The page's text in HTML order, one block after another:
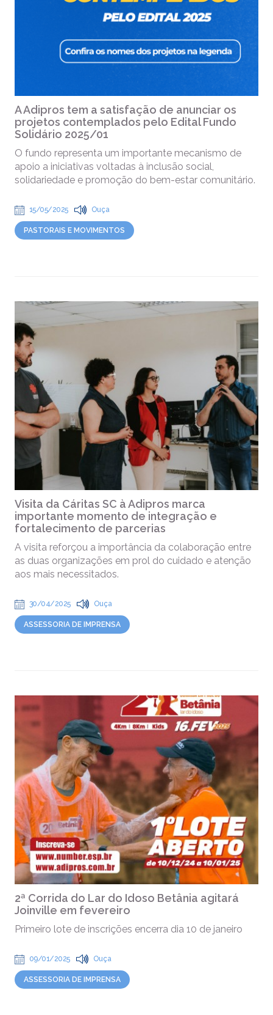
A Adipros tem a satisfação de anunciar os
projetos contemplados pelo Edital Fundo
Solidário 2025/01
O fundo representa um importante mecanismo de
apoio a iniciativas voltadas à inclusão social,
solidariedade e promoção do bem-estar comunitário.
15/05/2025 Ouça
PASTORAIS E MOVIMENTOS
Visita da Cáritas SC à Adipros marca
importante momento de integração e
fortalecimento de parcerias
A visita reforçou a importância da colaboração entre
as duas organizações em prol do cuidado e atenção
aos mais necessitados.
30/04/2025 Ouça
ASSESSORIA DE IMPRENSA
2ª Corrida do Lar do Idoso Betânia agitará
Joinville em fevereiro
Primeiro lote de inscrições encerra dia 10 de janeiro
09/01/2025 Ouça
ASSESSORIA DE IMPRENSA